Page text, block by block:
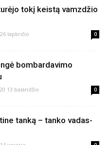
tokį keistą vamzdžio
lapkričio 0
bombardavimo
13 balandžio 0
tanką – tanko vadas-